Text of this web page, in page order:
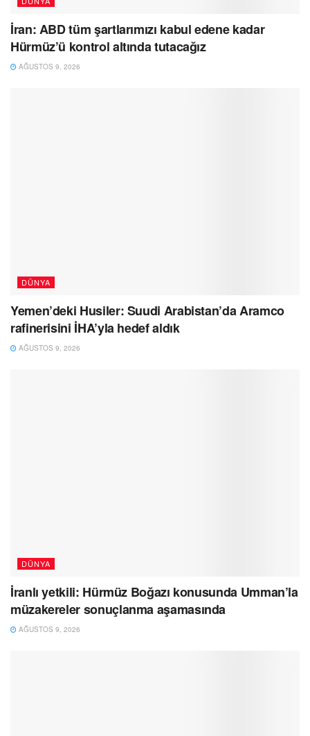
İran: ABD tüm şartlarımızı kabul edene kadar
Hürmüz’ü kontrol altında tutacağız
AĞUSTOS 9, 2026
DÜNYA
Yemen’deki Husiler: Suudi Arabistan’da Aramco
rafinerisini İHA’yla hedef aldık
AĞUSTOS 9, 2026
DÜNYA
İranlı yetkili: Hürmüz Boğazı konusunda Umman’la
müzakereler sonuçlanma aşamasında
AĞUSTOS 9, 2026